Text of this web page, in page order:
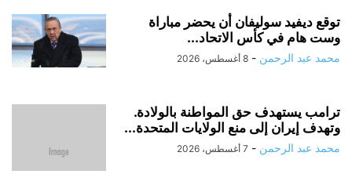
توقع ديفيد سوليفان أن يحضر مباراة
وست هام في كأس الاتحاد...
محمد عبد الرحمن - 8 أغسطس، 2026
ترامب يستهدف حق المواطنة بالولادة.
وتهدف إيران إلى منع الولايات المتحدة...
محمد عبد الرحمن - 7 أغسطس، 2026